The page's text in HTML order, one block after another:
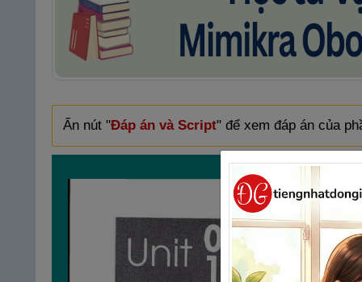
Ấn nút "Đáp án và Script" để xem đáp án của